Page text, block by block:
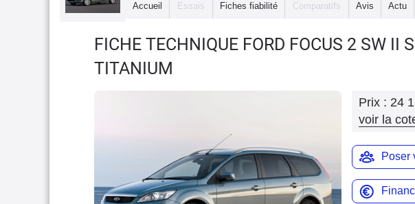
Accueil Essais Fiches fiabilité Comparatifs Avis Actu
FICHE TECHNIQUE FORD FOCUS 2 SW II
TITANIUM
Prix : 24
voir la
Poser